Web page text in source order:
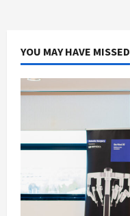
YOU MAY HAVE MISSED